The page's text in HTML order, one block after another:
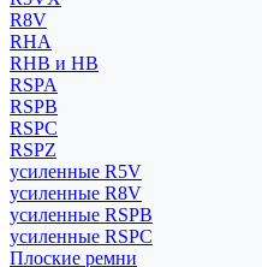
R8V
RHA
RHB и HB
RSPA
RSPB
RSPC
RSPZ
усиленные R5V
усиленные R8V
усиленные RSPB
усиленные RSPC
Плоские ремни